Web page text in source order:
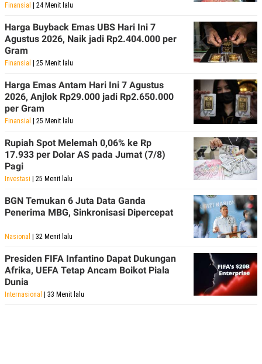
Finansial | 24 Menit lalu
Harga Buyback Emas UBS Hari Ini 7
Agustus 2026, Naik jadi Rp2.404.000 per
Gram
Finansial | 25 Menit lalu
Harga Emas Antam Hari Ini 7 Agustus
2026, Anjlok Rp29.000 jadi Rp2.650.000
per Gram
Finansial | 25 Menit lalu
Rupiah Spot Melemah 0,06% ke Rp
17.933 per Dolar AS pada Jumat (7/8)
Pagi
Investasi | 25 Menit lalu
BGN Temukan 6 Juta Data Ganda
Penerima MBG, Sinkronisasi Dipercepat
Nasional | 32 Menit lalu
Presiden FIFA Infantino Dapat Dukungan
Afrika, UEFA Tetap Ancam Boikot Piala
Dunia
Internasional | 33 Menit lalu